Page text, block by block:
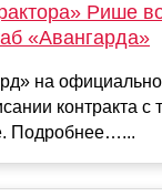
Рише
«Авангарда»
на
контракта с
Подробнее…...